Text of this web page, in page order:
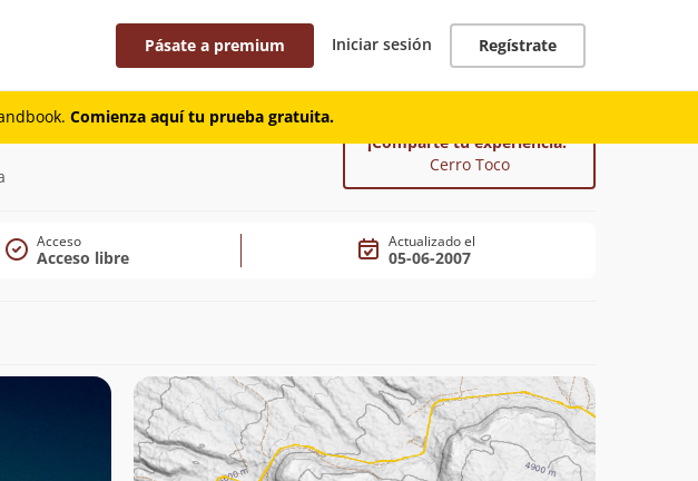
Pásate a premium Iniciar sesión Regístrate
Comienza aquí tu prueba gratuita.
¡Comparte tu experiencia!
Cerro Toco
Acceso
Acceso libre
Actualizado el
05-06-2007